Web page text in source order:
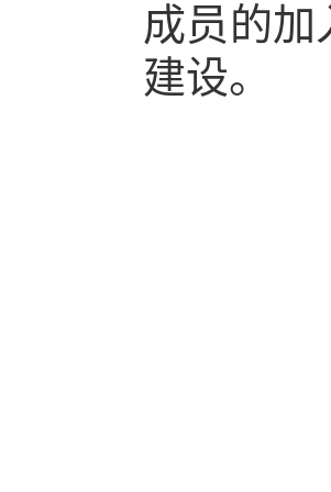
成员的加
建设。